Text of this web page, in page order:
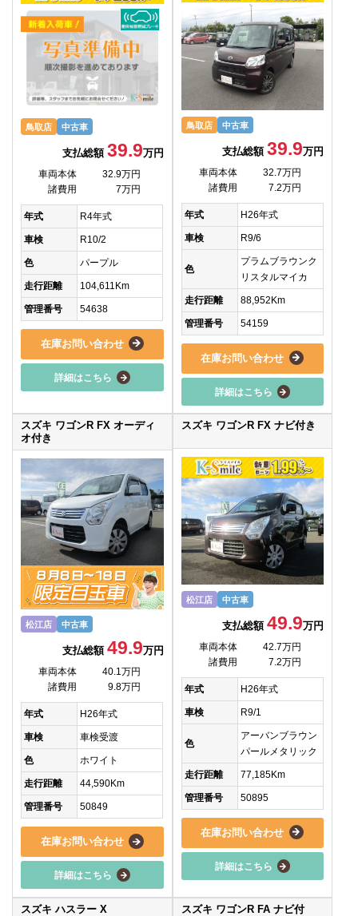
鳥取店 中古車
支払総額 39.9万円
車両本体
32.9万円
諸費用
7万円
年式 R4年式
車検 R10/2
色 パープル
走行距離 104,611Km
管理番号 54638
在庫お問い合わせ
詳細はこちら
鳥取店 中古車
支払総額39.9万円
車両本体
32.7万円
諸費用
7.2万円
年式 H26年式
車検 R9/6
色
プラムブラウンク
リスタルマイカ
走行距離 88,952Km
管理番号 54159
在庫お問い合わせ
詳細はこちら
スズキ ワゴンR FX オーディ
オ付き
松江店 中古車
支払総額 49.9万円
車両本体
40.1万円
諸費用
9.8万円
年式 H26年式
車検 車検受渡
色 ホワイト
走行距離 44,590Km
管理番号 50849
在庫お問い合わせ
詳細はこちら
スズキ ワゴンR FX ナビ付き
松江店 中古車
支払総額49.9万円
車両本体
42.7万円
諸費用
7.2万円
年式 H26年式
車検 R9/1
色
アーバンブラウン
パールメタリック
走行距離 77,185Km
管理番号 50895
在庫お問い合わせ
詳細はこちら
スズキ ハスラー X スズキ ワゴンR FA ナビ付